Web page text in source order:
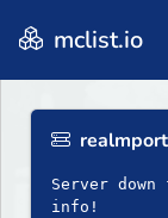
mclist.io
Server
info!